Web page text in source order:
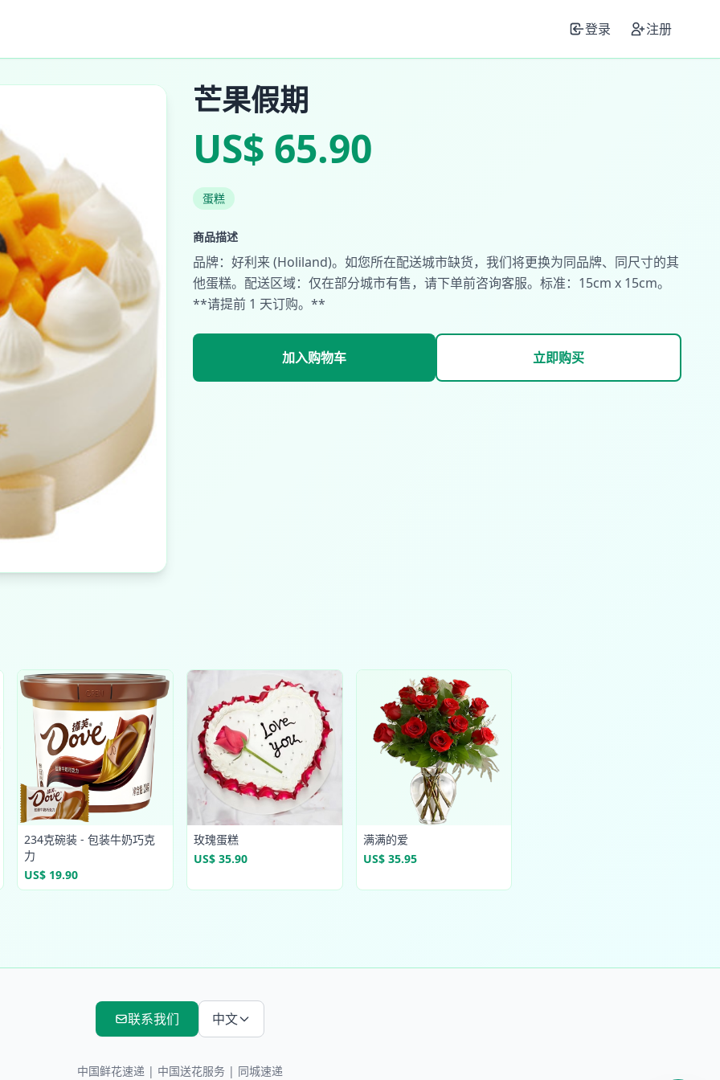
登录 注册
芒果假期
US$ 65.90
蛋糕
商品描述
品牌：好利来 (Holiland)。如您所在配送城市缺货，我们将更换为同品牌、同尺寸的其
他蛋糕。配送区域：仅在部分城市有售，请下单前咨询客服。标准：15cm x 15cm。
**请提前 1 天订购。**
加入购物车 立即购买
234克碗装 - 包装牛奶巧克
力
US$ 19.90
玫瑰蛋糕
US$ 35.90
满满的爱
US$ 35.95
联系我们 中文
中国鲜花速递 | 中国送花服务 | 同城速递